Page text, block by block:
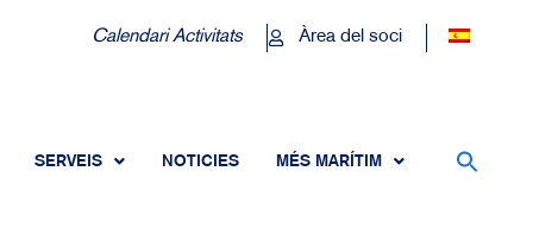
Calendari Activitats Àrea del soci
SERVEIS NOTICIES MÉS MARÍTIM